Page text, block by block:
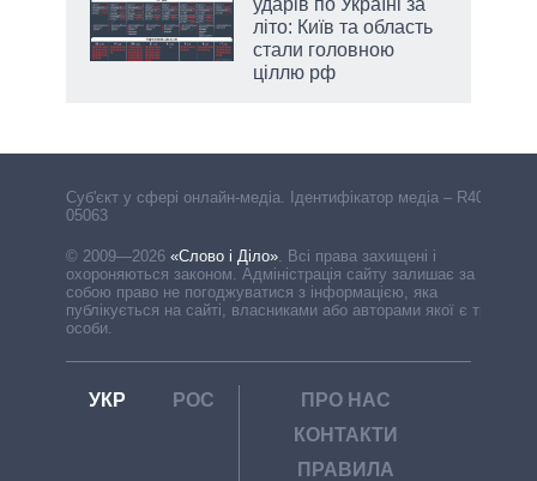
ударів по Україні за
літо: Київ та область
стали головною
ціллю рф
Cуб'єкт у сфері онлайн-медіа. Ідентифікатор медіа – R40-
05063
© 2009—2026 «Слово і Діло». Всі права захищені і
охороняються законом. Адміністрація сайту залишає за
собою право не погоджуватися з інформацією, яка
публікується на сайті, власниками або авторами якої є треті
особи.
УКР РОС
ПРО НАС
КОНТАКТИ
ПРАВИЛА